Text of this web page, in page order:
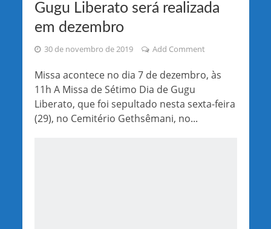
Gugu Liberato será realizada
em dezembro
30 de novembro de 2019 Add Comment
Missa acontece no dia 7 de dezembro, às
11h A Missa de Sétimo Dia de Gugu
Liberato, que foi sepultado nesta sexta-feira
(29), no Cemitério Gethsêmani, no...